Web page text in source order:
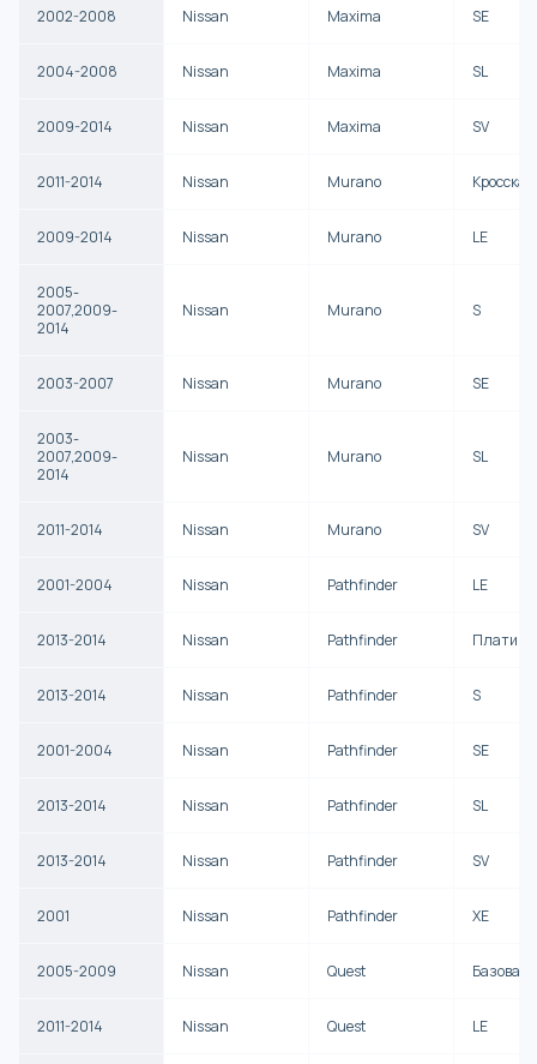
2002-2008 Nissan Maxima SE
2004-2008 Nissan Maxima SL
2009-2014 Nissan Maxima SV
2011-2014 Nissan Murano
2009-2014 Nissan Murano LE
2005-
2007,2009-
2014
Nissan Murano S
2003-2007 Nissan Murano SE
2003-
2007,2009-
2014
Nissan Murano SL
2011-2014 Nissan Murano SV
2001-2004 Nissan Pathfinder LE
2013-2014 Nissan Pathfinder
2013-2014 Nissan Pathfinder S
2001-2004 Nissan Pathfinder SE
2013-2014 Nissan Pathfinder SL
2013-2014 Nissan Pathfinder SV
2001 Nissan Pathfinder XE
2005-2009 Nissan Quest Базовая
2011-2014 Nissan Quest LE